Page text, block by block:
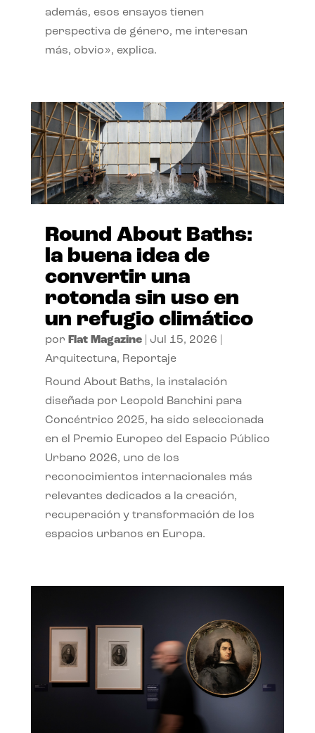
además, esos ensayos tienen
perspectiva de género, me interesan
más, obvio», explica.
Round About Baths:
la buena idea de
convertir una
rotonda sin uso en
un refugio climático
por Flat Magazine| Jul 15, 2026
Arquitectura, Reportaje
Round About Baths, la instalación
diseñada por Leopold Banchini para
Concéntrico 2025, ha sido seleccionada
en el Premio Europeo del Espacio Público
Urbano 2026, uno de los
reconocimientos internacionales más
relevantes dedicados a la creación,
recuperación y transformación de los
espacios urbanos en Europa.